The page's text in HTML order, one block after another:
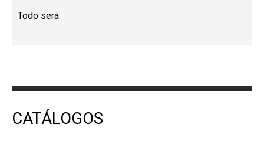
Todo será
CATÁLOGOS